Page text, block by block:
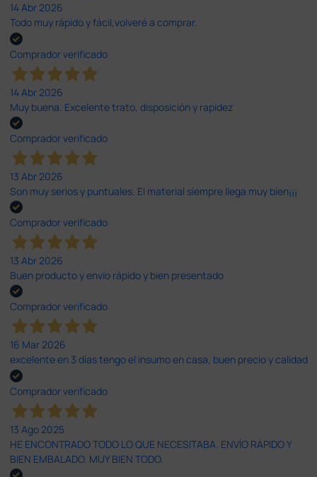
14 Abr 2026
Todo muy rápido y fácil,volveré a comprar.
Comprador verificado
14 Abr 2026
Muy buena. Excelente trato, disposición y rapidez
Comprador verificado
13 Abr 2026
Son muy serios y puntuales. El material siempre llega muy bien¡¡¡
Comprador verificado
13 Abr 2026
Buen producto y envío rápido y bien presentado
Comprador verificado
16 Mar 2026
excelente en 3 días tengo el insumo en casa, buen precio y calidad
Comprador verificado
13 Ago 2025
HE ENCONTRADO TODO LO QUE NECESITABA. ENVÍO RÁPIDO Y
BIEN EMBALADO. MUY BIEN TODO.